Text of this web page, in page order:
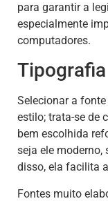
para garantir a
especialmente
computadores.
Selecionar a
estilo; trata-se de
bem escolhida
seja ele
disso, ela facilita
Fontes muito